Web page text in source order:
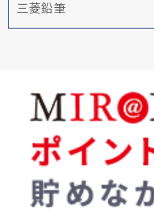
三菱鉛筆